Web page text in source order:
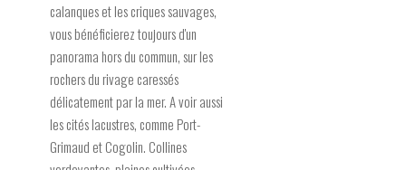
calanques et les criques sauvages,
vous bénéficierez toujours d'un
panorama hors du commun, sur les
rochers du rivage caressés
délicatement par la mer. A voir aussi
les cités lacustres, comme Port-
Grimaud et Cogolin. Collines